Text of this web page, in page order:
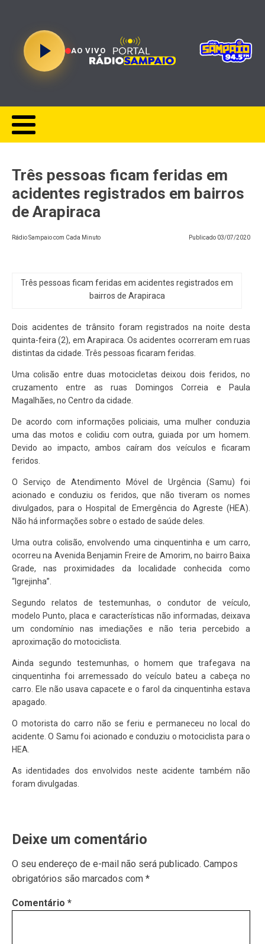
AO VIVO
Três pessoas ficam feridas em
acidentes registrados em bairros
de Arapiraca
Rádio Sampaio com Cada Minuto Publicado 03/07/2020
Três pessoas ficam feridas em acidentes registrados em
bairros de Arapiraca
Dois acidentes de trânsito foram registrados na noite desta
quinta-feira (2), em Arapiraca. Os acidentes ocorreram em ruas
distintas da cidade. Três pessoas ficaram feridas.
Uma colisão entre duas motocicletas deixou dois feridos, no
cruzamento entre as ruas Domingos Correia e Paula
Magalhães, no Centro da cidade.
De acordo com informações policiais, uma mulher conduzia
uma das motos e colidiu com outra, guiada por um homem.
Devido ao impacto, ambos caíram dos veículos e ficaram
feridos.
O Serviço de Atendimento Móvel de Urgência (Samu) foi
acionado e conduziu os feridos, que não tiveram os nomes
divulgados, para o Hospital de Emergência do Agreste (HEA).
Não há informações sobre o estado de saúde deles.
Uma outra colisão, envolvendo uma cinquentinha e um carro,
ocorreu na Avenida Benjamin Freire de Amorim, no bairro Baixa
Grade, nas proximidades da localidade conhecida como
“Igrejinha”.
Segundo relatos de testemunhas, o condutor de veículo,
modelo Punto, placa e características não informadas, deixava
um condomínio nas imediações e não teria percebido a
aproximação do motociclista.
Ainda segundo testemunhas, o homem que trafegava na
cinquentinha foi arremessado do veículo bateu a cabeça no
carro. Ele não usava capacete e o farol da cinquentinha estava
apagado.
O motorista do carro não se feriu e permaneceu no local do
acidente. O Samu foi acionado e conduziu o motociclista para o
HEA.
As identidades dos envolvidos neste acidente também não
foram divulgadas.
Deixe um comentário
O seu endereço de e-mail não será publicado. Campos
obrigatórios são marcados com *
Comentário *